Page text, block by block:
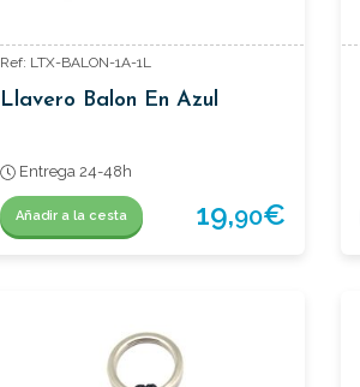
Ref: LTX-BALON-1A-1L
Llavero Balon En Azul
Entrega 24-48h
Añadir a la cesta 19,90€